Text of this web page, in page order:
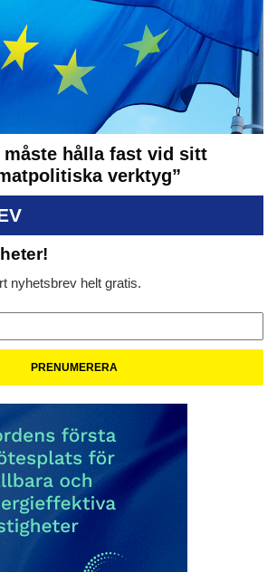
måste hålla fast vid sitt
verktyg”
nyhetsbrev helt gratis.